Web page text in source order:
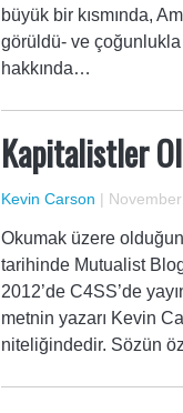
büyük bir kısmında,
görüldü- ve
hakkında…
Kapitalistler
Kevin Carson |
Okumak üzere
tarihinde Mutualist
2012’de C4SS’de
metnin yazarı Kevin
niteliğindedir. Sözün